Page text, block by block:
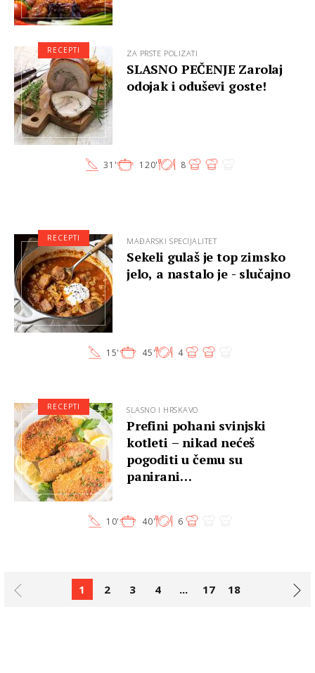
ZA PRSTE POLIZATI
SLASNO PEČENJE Zarolaj
odojak i oduševi goste!
31' 120' 8
RECEPTI
MAĐARSKI SPECIJALITET
Sekeli gulaš je top zimsko
jelo, a nastalo je - slučajno
15' 45' 4
RECEPTI
SLASNO I HRSKAVO
Prefini pohani svinjski
kotleti – nikad nećeš
pogoditi u čemu su
panirani…
10' 40' 6
RECEPTI
1 2 3 4 ... 17 18